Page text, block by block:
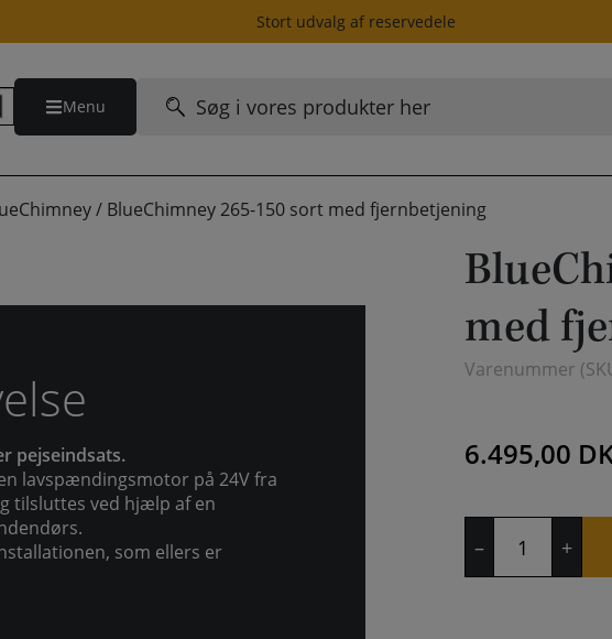
Stort udvalg af reservedele
Menu
Søg
efter:
/ BlueChimney 265-150 sort med fjernbetjening
pejseindsats.
lavspændingsmotor på 24V fra
tilsluttes ved hjælp af en
som ellers er
med
Varenummer
6.495,00
–
265-
150
+